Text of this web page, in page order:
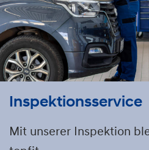
Inspektionsservice
Mit unserer Inspektion